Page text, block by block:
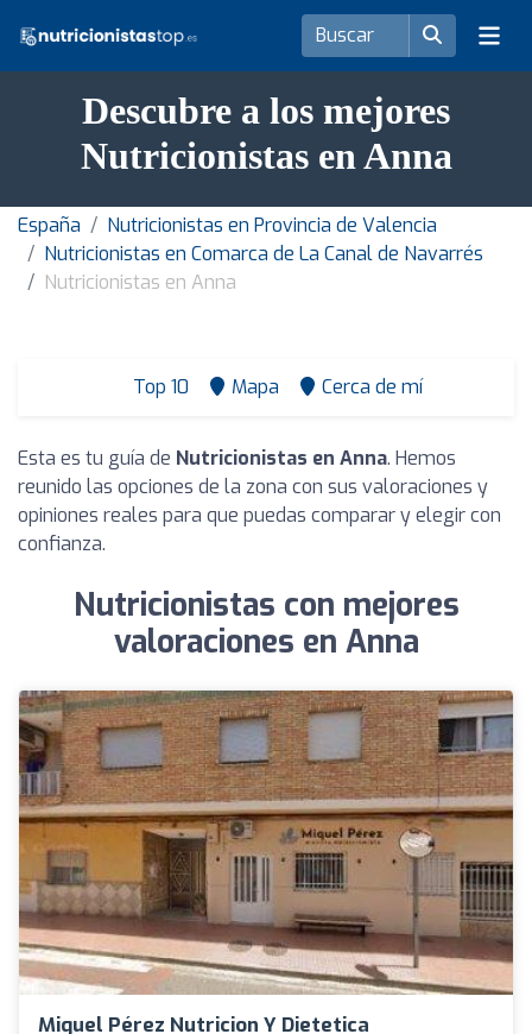
Descubre a los mejores
Nutricionistas en Anna
España
Nutricionistas en Provincia de Valencia
Nutricionistas en Comarca de La Canal de Navarrés
Nutricionistas en Anna
Top 10 Mapa Cerca de mí
Esta es tu guía de Nutricionistas en Anna. Hemos
reunido las opciones de la zona con sus valoraciones y
opiniones reales para que puedas comparar y elegir con
confianza.
Nutricionistas con mejores
valoraciones en Anna
Miquel Pérez Nutricion Y Dietetica